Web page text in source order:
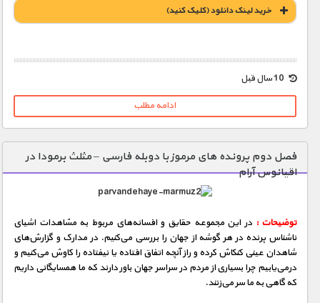
خريد لينک دانلود (کليک کنيد)
1900 تومان – خريد لينک دانلود (افزودن به سبد خريد)
ادامه مطلب
فصل دوم پرونده های مرموز با دوبله فارسی – مثلث برمودا در
اقیانوس آرام
توضیحات :در این مجموعه حقایق و افسانه‌های مربوط به مشاهدات اشیای
ناشناس پرنده در هر گوشه از جهان را بررسی می‌كنیم. در مدارک و گزارش‌های
شاهدان عینی كنكاش كرده و راز آنچه اتفاق‌ افتاده یا نیفتاده را کاوش می‌كنیم و
درمی‌یابیم چرا بسیاری از مردم در سراسر جهان باور دارند که ما همسایگانی داریم
که گاهی به ما سر می‌زنند.